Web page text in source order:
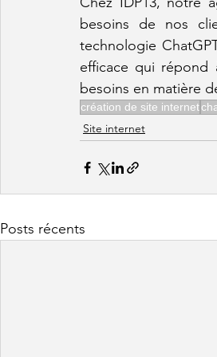
besoins de nos
technologie
efficace qui répond
besoins en matière
création de site internet
Site internet
Posts récents